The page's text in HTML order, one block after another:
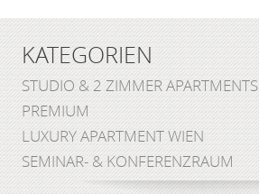
KATEGORIEN
STUDIO & 2 ZIMMER APARTMENTS
PREMIUM
LUXURY APARTMENT WIEN
SEMINAR- & KONFERENZRAUM